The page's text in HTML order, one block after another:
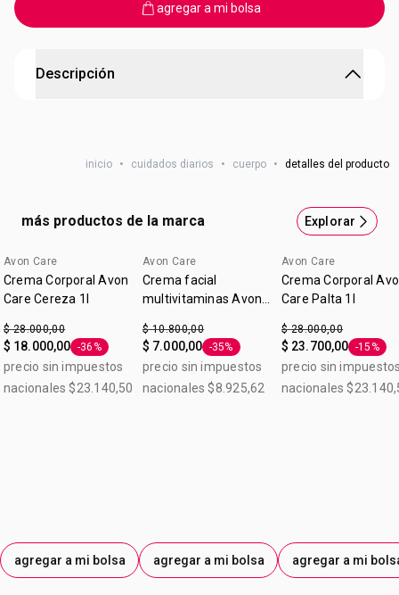
agregar a mi bolsa
Descripción
• Humectación para toda la familia • Piel con aspecto
inicio • cuidados diarios • cuerpo • detalles del producto
más productos de la marca Explorar
Avon Care
Crema Corporal Avon
Care Cereza 1l
$ 28.000,00
$ 18.000,00 Etiqueta -36%
-36%
precio sin impuestos
nacionales $23.140,50
agregar a mi bolsa
Avon Care
Crema facial
multivitaminas Avon
$ 10.800,00
$ 7.000,00 Etiqueta -35%
-35%
precio sin impuestos
nacionales $8.925,62
agregar a mi bolsa
Avon Care
Crema Corporal
Care Palta 1l
$ 28.000,00
$ 23.700,00 Etiqueta
-15%
precio sin
nacionales
agregar a mi